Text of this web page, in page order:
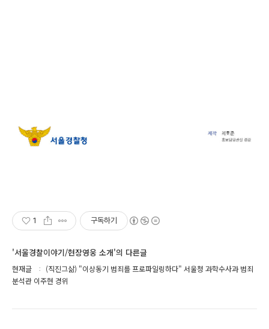
1 구독하기
'서울경찰이야기/현장영웅 소개'의 다른글
현재글
(직진그삶) "이상동기 범죄를 프로파일링하다" 서울청 과학수사과 범죄
분석관 이주현 경위